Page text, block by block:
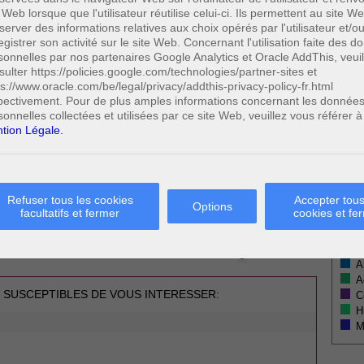
lorsque que l'utilisateur réutilise celui-ci. Ils permettent au site
des informations relatives aux choix opérés par l'utilisateur et/
son activité sur le site Web. Concernant l'utilisation faite des
par nos partenaires Google Analytics et Oracle AddThis,
https://policies.google.com/technologies/partner-sites et
www.oracle.com/be/legal/privacy/addthis-privacy-policy-fr.html
Pour de plus amples informations concernant les données
collectées et utilisées par ce site Web, veuillez vous référer
Légale.
Refuser tous les cookies
facultatifs et fermer
Options
Accepter
cookies et
CIR 92
19 NOVEMBRE 2014
DES SOCIÉTÉS BELGES
0
DE VOUS INTERESSER:
*